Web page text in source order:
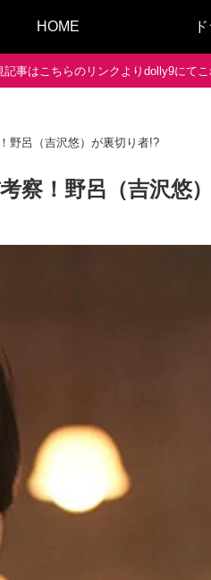
HOME
事はこちらのリンクよりdolly9にてこ
野呂（吉沢悠）が裏切り者!?
察！野呂（吉沢悠